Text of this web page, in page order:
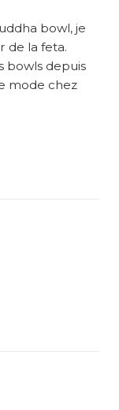
bowl, je
de la feta.
bowls depuis
mode chez